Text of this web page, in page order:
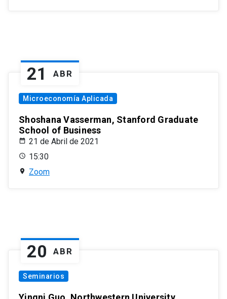
21 ABR
Microeconomía Aplicada
Shoshana Vasserman, Stanford Graduate
School of Business
21 de Abril de 2021
15:30
Zoom
20 ABR
Seminarios